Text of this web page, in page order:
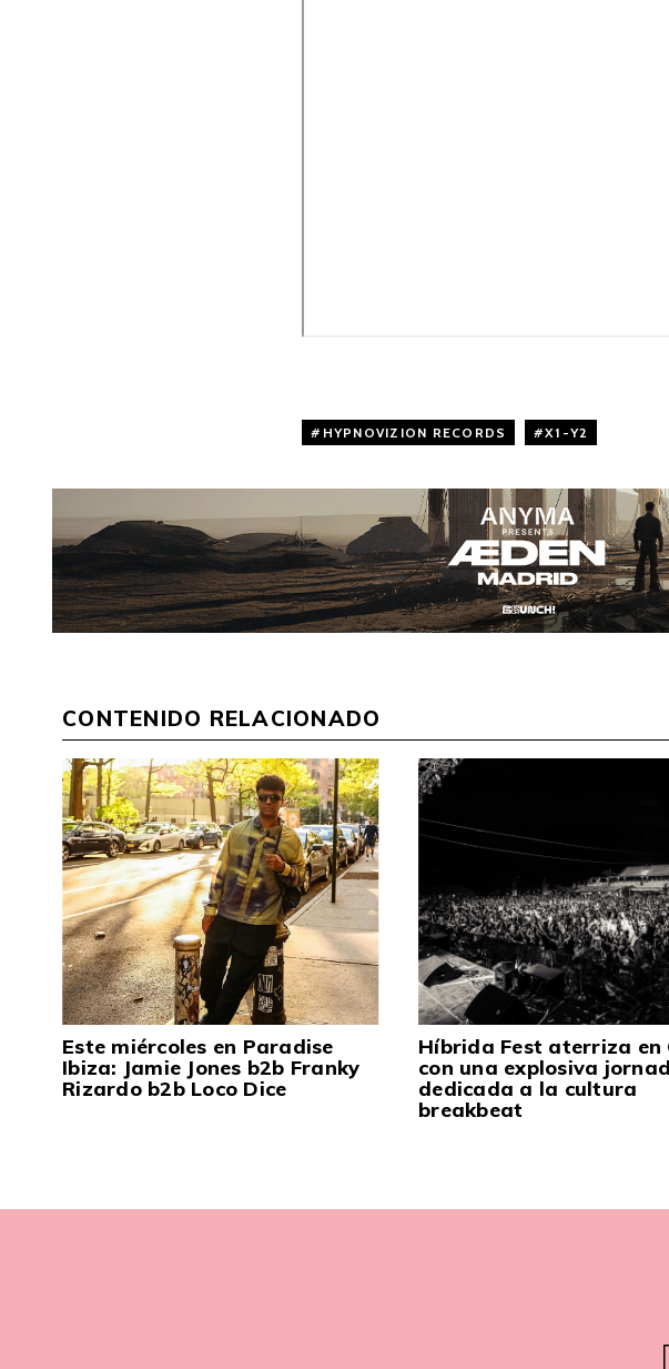
HYPNOVIZION RECORDS X1-Y2
CONTENIDO RELACIONADO
Este miércoles en Paradise
Ibiza: Jamie Jones b2b Franky
Rizardo b2b Loco Dice
Híbrida Fest aterriza en
con una explosiva
dedicada a la cultura
breakbeat